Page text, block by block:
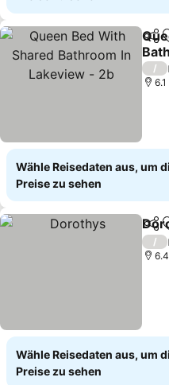
2b/
Wähle Reisedaten aus, um
Preise zu sehen
/
Wähle Reisedaten aus, um
Preise zu sehen